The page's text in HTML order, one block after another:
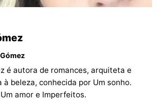
é autora de romances, arquiteta e
à beleza, conhecida por Um sonho.
amor e Imperfeitos.